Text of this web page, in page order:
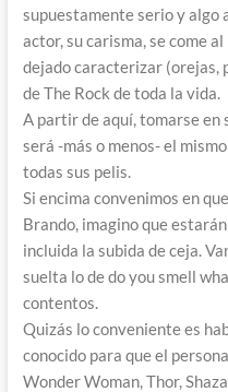
supuestamente serio y algo
actor, su carisma, se come
dejado caracterizar (orejas,
de The Rock de toda la vida.
A partir de aquí, tomarse en
será -más o menos- el
todas sus pelis.
Si encima convenimos en
Brando, imagino que
incluida la subida de ceja.
suelta lo de do you smell
contentos.
Quizás lo conveniente es
conocido para que el
Wonder Woman, Thor,